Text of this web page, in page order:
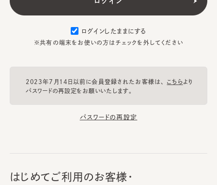
ログインしたままにする
※共有の端末をお使いの方はチェックを外してください
2023年7月14日以前に会員登録されたお客様は、 こちらより
パスワードの再設定をお願いいたします。
パスワードの再設定
はじめてご利用のお客様・